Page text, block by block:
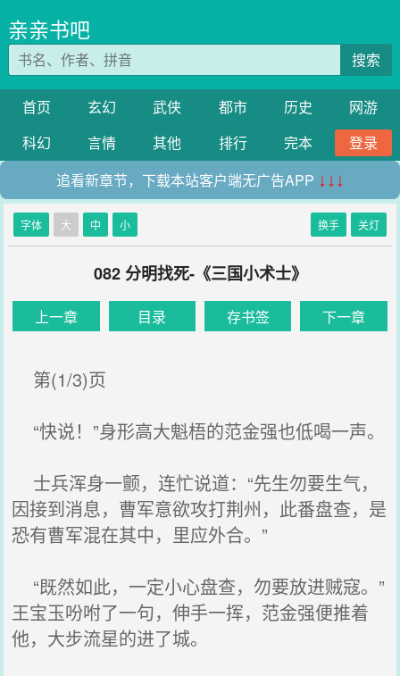
亲亲书吧
搜索
首页 玄幻 武侠 都市 历史
网游
科幻
言情 其他 排行 完本
登录
追看新章节，下载本站客户端无广告APP ↓↓↓
字体 大 中 小 换手 关灯
082 分明找死-《三国小术士》
上一章 目录 存书签 下一章
第(1/3)页
“快说！”身形高大魁梧的范金强也低喝一声。
士兵浑身一颤，连忙说道：“先生勿要生气，
因接到消息，曹军意欲攻打荆州，此番盘查，是
恐有曹军混在其中，里应外合。”
“既然如此，一定小心盘查，勿要放进贼寇。”
王宝玉吩咐了一句，伸手一挥，范金强便推着
他，大步流星的进了城。